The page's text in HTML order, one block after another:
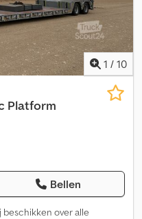
1 / 10
Platform
Bellen
beschikken over alle